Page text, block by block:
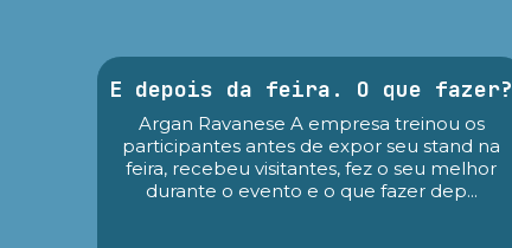
E depois da feira. O que fazer?
Argan Ravanese A empresa treinou os
participantes antes de expor seu stand na
feira, recebeu visitantes, fez o seu melhor
durante o evento e o que fazer dep...